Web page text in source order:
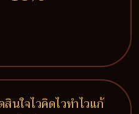
นใจไวคิดไวทำไวแก้